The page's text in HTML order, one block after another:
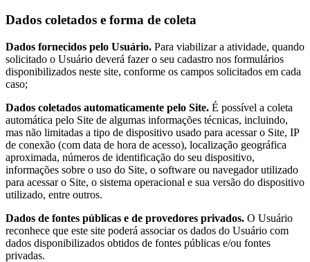
Dados coletados e forma de coleta
Dados fornecidos pelo Usuário. Para viabilizar a atividade, quando
solicitado o Usuário deverá fazer o seu cadastro nos formulários
disponibilizados neste site, conforme os campos solicitados em cada
caso;
Dados coletados automaticamente pelo Site. É possível a coleta
automática pelo Site de algumas informações técnicas, incluindo,
mas não limitadas a tipo de dispositivo usado para acessar o Site, IP
de conexão (com data de hora de acesso), localização geográfica
aproximada, números de identificação do seu dispositivo,
informações sobre o uso do Site, o software ou navegador utilizado
para acessar o Site, o sistema operacional e sua versão do dispositivo
utilizado, entre outros.
Dados de fontes públicas e de provedores privados. O Usuário
reconhece que este site poderá associar os dados do Usuário com
dados disponibilizados obtidos de fontes públicas e/ou fontes
privadas.